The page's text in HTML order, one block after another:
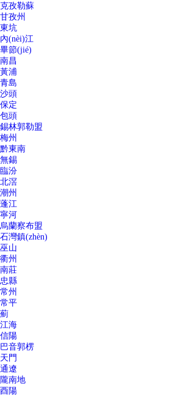
克孜勒蘇
甘孜州
東坑
內(nèi)江
畢節(jié)
南昌
黃浦
青島
沙頭
保定
包頭
錫林郭勒盟
梅州
黔東南
無錫
臨汾
北滘
潮州
蓬江
寧河
烏蘭察布盟
石灣鎮(zhèn)
巫山
衢州
南莊
忠縣
常州
常平
薊
江海
信陽
巴音郭楞
天門
通遼
隴南地
酉陽